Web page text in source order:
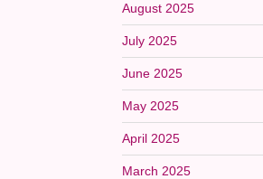
August 2025
July 2025
June 2025
May 2025
April 2025
March 2025